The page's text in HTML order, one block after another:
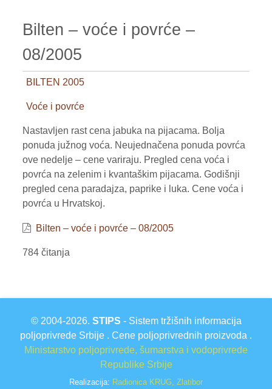
INPUTI
JAJA I ŽIVINSKO MESO
VOĆE
ŽITARICE
ŽIVA STOKA
Bilten – voće i povrće –
08/2005
BILTEN 2005
Voće i povrće
Nastavljen rast cena jabuka na pijacama. Bolja
ponuda južnog voća. Neujednačena ponuda povrća
ove nedelje – cene variraju. Pregled cena voća i
povrća na zelenim i kvantaškim pijacama. Godišnji
pregled cena paradajza, paprike i luka. Cene voća i
povrća u Hrvatskoj.
Bilten – voće i povrće – 08/2005
784 čitanja
© 2004-2026. STIPS - Sistem tržišnih informacija
poljoprivrede Srbije . Cene poljoprivrednih proizvoda .
Ministarstvo poljoprivrede, šumarstva i vodoprivrede
Republike Srbije
Realizacija: Radionica KRUG, Zlatibor